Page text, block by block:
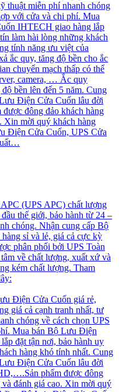
thuật miễn phí nhanh chóng
với cửa và chi phí. Mua
IHTECH giao hàng lắp
làm hài lòng những khách
tính năng ưu việt của
ắc quy, tăng độ bền cho ắc
chuyển mạch thấp có thể
camera, … Ắc quy
bền lên đến 5 năm. Cung
Điện Cửa Cuốn lâu đời
đông đảo khách hàng
Xin mời quý khách hàng
Điện Cửa Cuốn, UPS Cửa
(UPS APC) chất lượng
thế giới, bảo hành từ 24 –
chóng. Nhận cung cấp Bộ
sỉ và lẻ, giá cả cực kỳ
phân phối bởi UPS Toàn
về chất lượng, xuất xứ và
kém chất lượng. Tham
Điện Cửa Cuốn giá rẻ,
giá cả cạnh tranh nhất, tư
chóng về cách chọn UPS
Mua bán Bộ Lưu Điện
đặt tận nơi, bảo hành uy
hàng khó tính nhất. Cung
Điện Cửa Cuốn lâu đời
phẩm được đông
đánh giá cao. Xin mời quý